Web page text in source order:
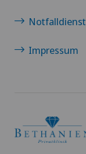
Notfalldienst
Impressum